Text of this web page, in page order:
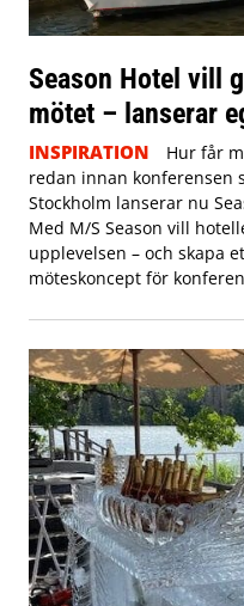
Season Hotel vill
mötet – lanserar
INSPIRATION
Hur får
redan innan konferensen
Stockholm lanserar nu
Med M/S Season vill
upplevelsen – och skapa
möteskoncept för